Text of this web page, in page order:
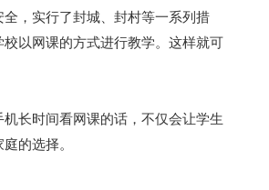
，实行了封城、封村等一系列措
以网课的方式进行教学。这样就可
长时间看网课的话，不仅会让学生
的选择。